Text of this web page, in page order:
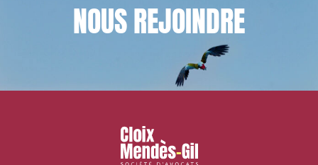
NOUSREJOINDRE